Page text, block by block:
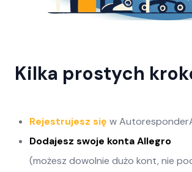
Kilka prostych
Rejestrujesz się w
Dodajesz swoje konta Allegro
(możesz dowolnie dużo kont, nie